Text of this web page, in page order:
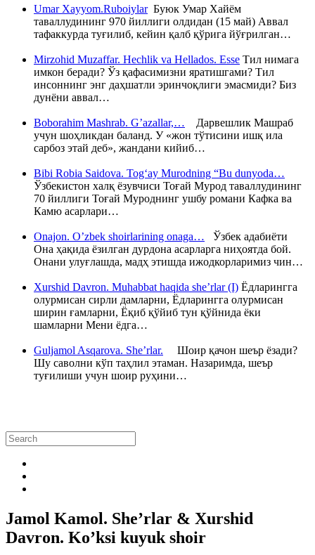
Umar Xayyom.RuboiylarБуюк Умар Хайём
таваллудининг 970 йиллиги олдидан (15 май) Аввал
тафаккурда туғилиб, кейин қалб қўрига йўғрилган…
Mirzohid Muzaffar. Hechlik va Hellados. Esse Тил нимага
имкон беради? Ўз қафасимизни яратишгами? Тил
инсоннинг энг даҳшатли эринчоқлиги эмасмиди? Биз
дунёни аввал…
Boborahim Mashrab. G’azallar,… Дарвешлик Машраб
учун шоҳликдан баланд. У «жон тўтисини ишқ ила
сарбоз этай деб», жандани кийиб…
Bibi Robia Saidova. Tog‘ay Murodning “Bu dunyoda…
Ўзбекистон халқ ёзувчиси Тоғай Мурод таваллудининг
70 йиллиги Тоғай Муроднинг ушбу романи Кафка ва
Камю асарлари…
Onajon. O’zbek shoirlarining onaga… Ўзбек адабиёти
Она ҳақида ёзилган дурдона асарларга ниҳоятда бой.
Онани улуғлашда, мадҳ этишда ижодкорларимиз чин…
Xurshid Davron. Muhabbat haqida she’rlar (I) Ёдларингга
олурмисан сирли дамларни, Ёдларингга олурмисан
ширин ғамларни, Ёқиб қўйиб тун қўйнида ёки
шамларни Мени ёдга…
Guljamol Asqarova. She’rlar. Шоир қачон шеър ёзади?
Шу саволни кўп таҳлил этаман. Назаримда, шеър
туғилиши учун шоир руҳини…
Jamol Kamol. She’rlar & Xurshid
Davron. Ko’ksi kuyuk shoir